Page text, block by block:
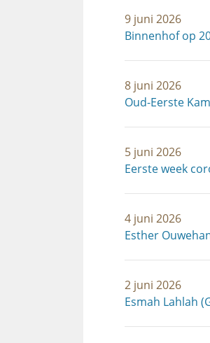
9 juni 2026
Binnenhof op
8 juni 2026
Oud-Eerste
5 juni 2026
Eerste week
4 juni 2026
Esther
2 juni 2026
Esmah Lahlah